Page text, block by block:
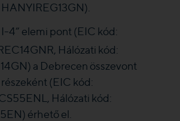
4” elemi pont (EIC kód:
Hálózati kód:
a Debrecen összevont
(EIC kód:
Hálózati kód:
érhető el.